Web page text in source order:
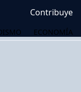
Contribuye
ECONOMÍA